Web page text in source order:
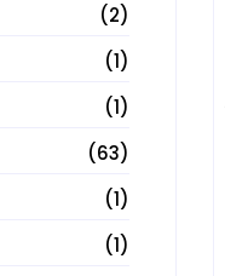
(2)
(1)
(1)
(63)
(1)
(1)